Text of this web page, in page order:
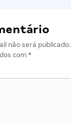
não será publicado.
com *